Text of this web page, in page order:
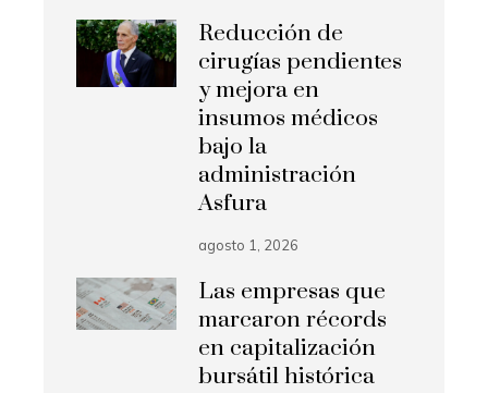
Reducción de
cirugías pendientes
y mejora en
insumos médicos
bajo la
administración
Asfura
agosto 1, 2026
Las empresas que
marcaron récords
en capitalización
bursátil histórica